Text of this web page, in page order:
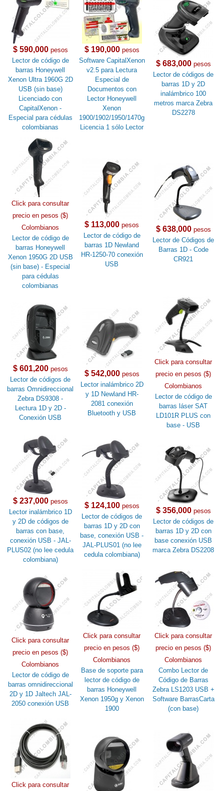
$ 590,000pesos
Lector de código de
barras Honeywell
Xenon Ultra 1960G 2D
USB (sin base)
Licenciado con
CapitalXenon -
Especial para cédulas
colombianas
$ 190,000pesos
Software CapitalXenon
v2.5 para Lectura
Especial de
Documentos con
Lector Honeywell
Xenon
1900/1902/1950/1470g
Licencia 1 sólo Lector
$ 683,000pesos
Lector de códigos de
barras 1D y 2D
inalámbrico 100
metros marca Zebra
DS2278
Click para consultar
precio en pesos ($)
Colombianos
Lector de código de
barras Honeywell
Xenon 1950G 2D USB
(sin base) - Especial
para cédulas
colombianas
$ 113,000 pesos
Lector de código de
barras 1D Newland
HR-1250-70 conexión
USB
$ 638,000pesos
Lector de Códigos de
Barras 1D - Code
CR921
$ 601,200pesos
Lector de códigos de
barras Omnidireccional
Zebra DS9308 -
Lectura 1D y 2D -
Conexión USB
$ 542,000pesos
Lector inalámbrico 2D
y 1D Newland HR-
2081 conexión
Bluetooth y USB
Click para consultar
precio en pesos ($)
Colombianos
Lector de código de
barras láser SAT
LD101R PLUS con
base - USB
$ 237,000pesos
Lector inalámbrico 1D
y 2D de códigos de
barras con base,
conexión USB - JAL-
PLUS02 (no lee cedula
colombiana)
$ 124,100pesos
Lector de códigos de
barras 1D y 2D con
base, conexión USB -
JAL-PLUS01 (no lee
cedula colombiana)
$ 356,000pesos
Lector de códigos de
barras 1D y 2D con
base conexión USB
marca Zebra DS2208
Click para consultar
precio en pesos ($)
Colombianos
Lector de código de
barras omnidireccional
2D y 1D Jaltech JAL-
2050 conexión USB
Click para consultar
precio en pesos ($)
Colombianos
Base de soporte para
lector de código de
barras Honeywell
Xenon 1950g y Xenon
1900
Click para consultar
precio en pesos ($)
Colombianos
Combo Lector de
Código de Barras
Zebra LS1203 USB +
Software BarrasCarta
(con base)
Click para consultar